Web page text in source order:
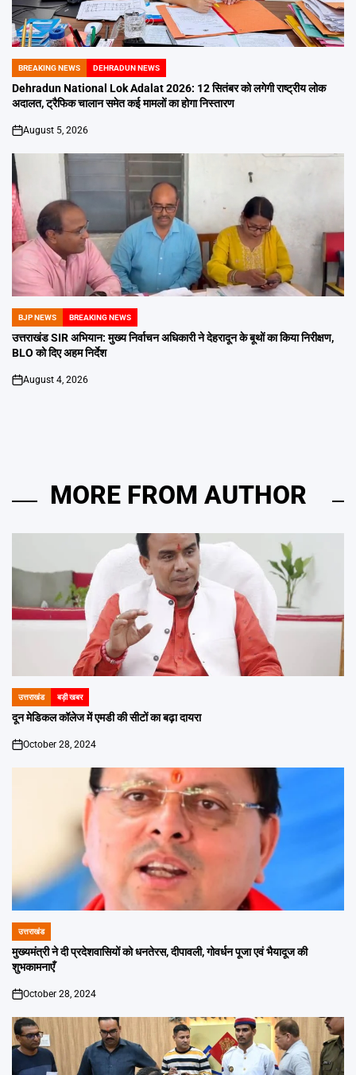
POSTED
IN
BREAKING NEWS DEHRADUN NEWS
Dehradun National Lok Adalat 2026: 12 सितंबर को लगेगी राष्ट्रीय लोक
अदालत, ट्रैफिक चालान समेत कई मामलों का होगा निस्तारण
on
August 5, 2026
POSTED
IN
BJP NEWS BREAKING NEWS
उत्तराखंड SIR अभियान: मुख्य निर्वाचन अधिकारी ने देहरादून के बूथों का किया निरीक्षण,
BLO को दिए अहम निर्देश
on
August 4, 2026
MORE FROM AUTHOR
POSTED
IN
उत्तराखंड बड़ी खबर
दून मेडिकल कॉलेज में एमडी की सीटों का बढ़ा दायरा
on
October 28, 2024
POSTED
IN
उत्तराखंड
मुख्यमंत्री ने दी प्रदेशवासियों को धनतेरस, दीपावली, गोवर्धन पूजा एवं भैयादूज की
शुभकामनाएँ
on
October 28, 2024